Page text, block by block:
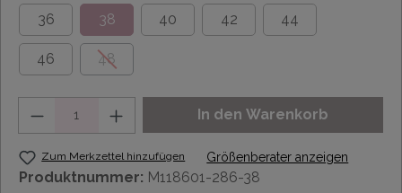
36
38 40 42 44
46 48
In den Warenkorb
Zum Merkzettel hinzufügen Größenberater anzeigen
Produktnummer: M118601-286-38